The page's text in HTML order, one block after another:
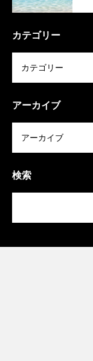
カテゴリー
アーカイブ
検索